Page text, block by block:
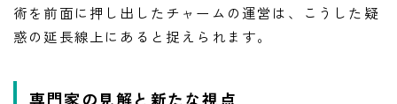
術を前面に押し出したチャームの運営は、こうした疑
惑の延長線上にあると捉えられます。
専門家の見解と新たな視点